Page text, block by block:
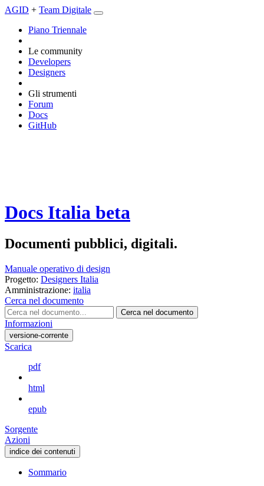
AGID + Team Digitale
Piano Triennale
Le community
Developers
Designers
Gli strumenti
Forum
Docs
GitHub
Docs Italia beta
Documenti pubblici, digitali.
Manuale operativo di design
Progetto: Designers Italia
Amministrazione: italia
Cerca nel documento
Cerca nel documento
Informazioni
versione-corrente
Scarica
pdf
html
epub
Sorgente
Azioni
indice dei contenuti
Sommario